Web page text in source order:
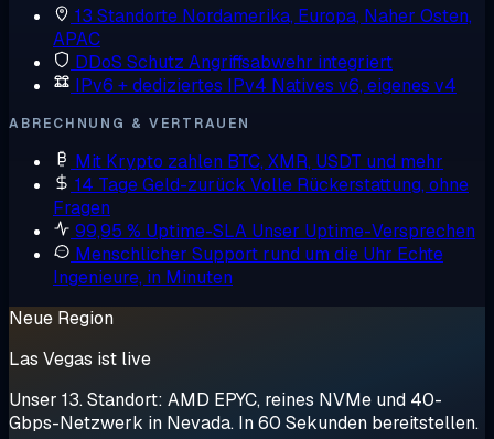
13 Standorte Nordamerika, Europa, Naher Osten,
APAC
DDoS Schutz Angriffsabwehr integriert
IPv6 + dediziertes IPv4 Natives v6, eigenes v4
ABRECHNUNG & VERTRAUEN
Mit Krypto zahlen BTC, XMR, USDT und mehr
14 Tage Geld-zurück Volle Rückerstattung, ohne
Fragen
99,95 % Uptime-SLA Unser Uptime-Versprechen
Menschlicher Support rund um die Uhr Echte
Ingenieure, in Minuten
Neue Region
Las Vegas ist live
Unser 13. Standort: AMD EPYC, reines NVMe und 40-
Gbps-Netzwerk in Nevada. In 60 Sekunden bereitstellen.